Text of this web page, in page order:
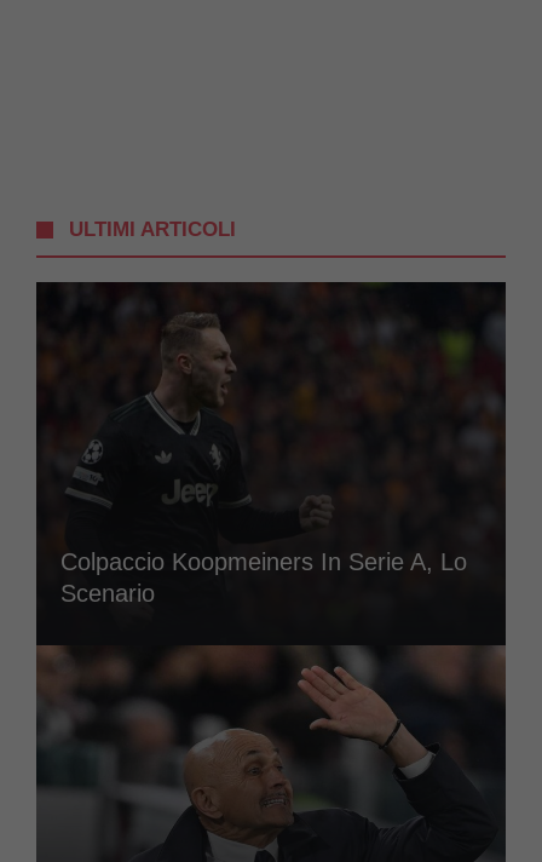
ULTIMI ARTICOLI
Colpaccio Koopmeiners In Serie A, Lo
Scenario